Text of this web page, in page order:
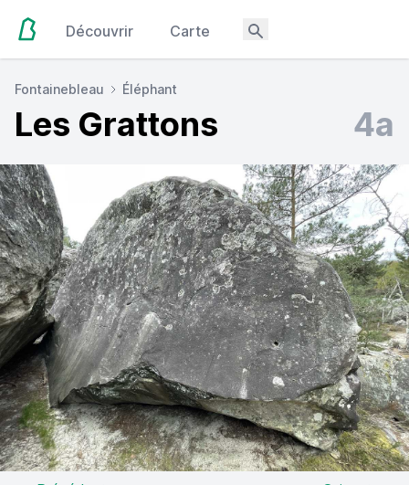
Découvrir Carte
Fontainebleau Éléphant
Les Grattons 4a